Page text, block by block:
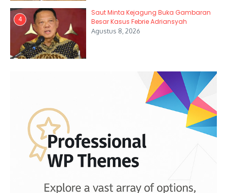
4
Saut Minta Kejagung Buka Gambaran
Besar Kasus Febrie Adriansyah
Agustus 8, 2026